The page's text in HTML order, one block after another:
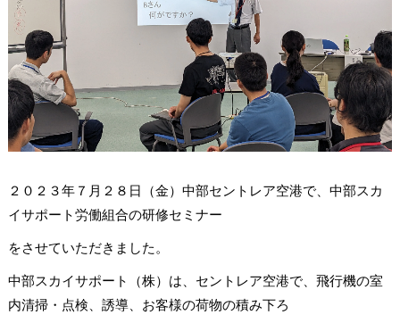
２０２３年７月２８日（金）中部セントレア空港で、中部スカ
イサポート労働組合の研修セミナー
をさせていただきました。
中部スカイサポート（株）は、セントレア空港で、飛行機の室
内清掃・点検、誘導、お客様の荷物の積み下ろ